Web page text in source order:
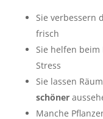
Sie verbessern
frisch
Sie helfen beim
Stress
Sie lassen
schöner
Manche